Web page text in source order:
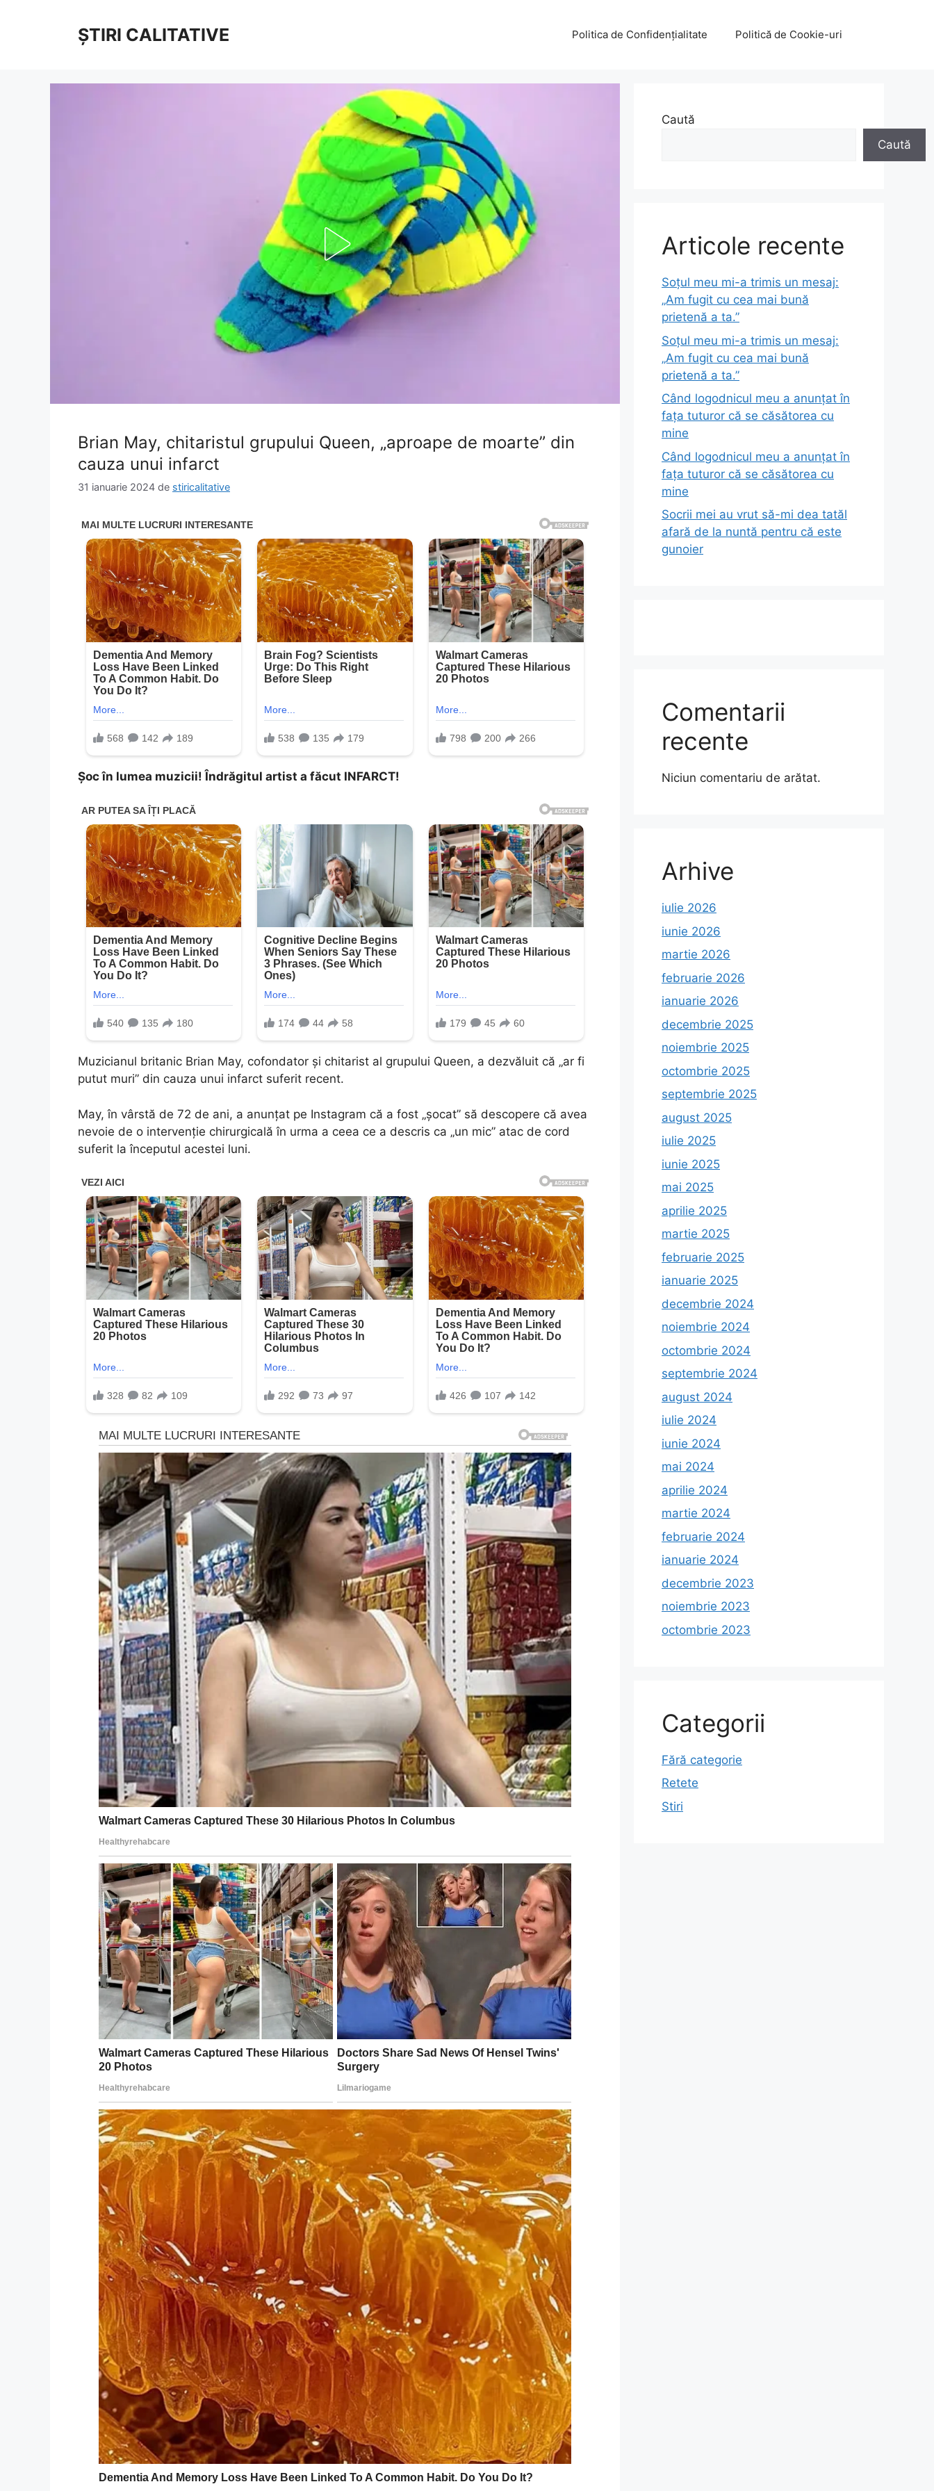
ȘTIRI CALITATIVE Politica de Confidențialitate Politică de Cookie-uri
Brian May, chitaristul grupului Queen, „aproape de moarte” din
cauza unui infarct
31 ianuarie 2024 de stiricalitative
Șoc în lumea muzicii! Îndrăgitul artist a făcut INFARCT!
Muzicianul britanic Brian May, cofondator şi chitarist al grupului Queen, a dezvăluit că „ar fi
putut muri” din cauza unui infarct suferit recent.
May, în vârstă de 72 de ani, a anunţat pe Instagram că a fost „şocat” să descopere că avea
nevoie de o intervenţie chirurgicală în urma a ceea ce a descris ca „un mic” atac de cord
suferit la începutul acestei luni.
Caută
Caută
Articole recente
Soțul meu mi-a trimis un mesaj:
„Am fugit cu cea mai bună
prietenă a ta.”
Soțul meu mi-a trimis un mesaj:
„Am fugit cu cea mai bună
prietenă a ta.”
Când logodnicul meu a anunțat în
fața tuturor că se căsătorea cu
mine
Când logodnicul meu a anunțat în
fața tuturor că se căsătorea cu
mine
Socrii mei au vrut să-mi dea tatăl
afară de la nuntă pentru că este
gunoier
Comentarii
recente
Niciun comentariu de arătat.
Arhive
iulie 2026
iunie 2026
martie 2026
februarie 2026
ianuarie 2026
decembrie 2025
noiembrie 2025
octombrie 2025
septembrie 2025
august 2025
iulie 2025
iunie 2025
mai 2025
aprilie 2025
martie 2025
februarie 2025
ianuarie 2025
decembrie 2024
noiembrie 2024
octombrie 2024
septembrie 2024
august 2024
iulie 2024
iunie 2024
mai 2024
aprilie 2024
martie 2024
februarie 2024
ianuarie 2024
decembrie 2023
noiembrie 2023
octombrie 2023
Categorii
Fără categorie
Retete
Stiri